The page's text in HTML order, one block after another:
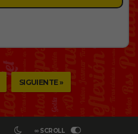
SIGUIENTE »
∞ SCROLL